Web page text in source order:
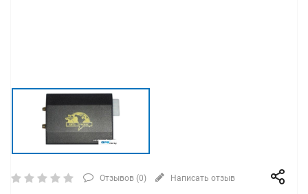
Отзывов (0) Написать отзыв